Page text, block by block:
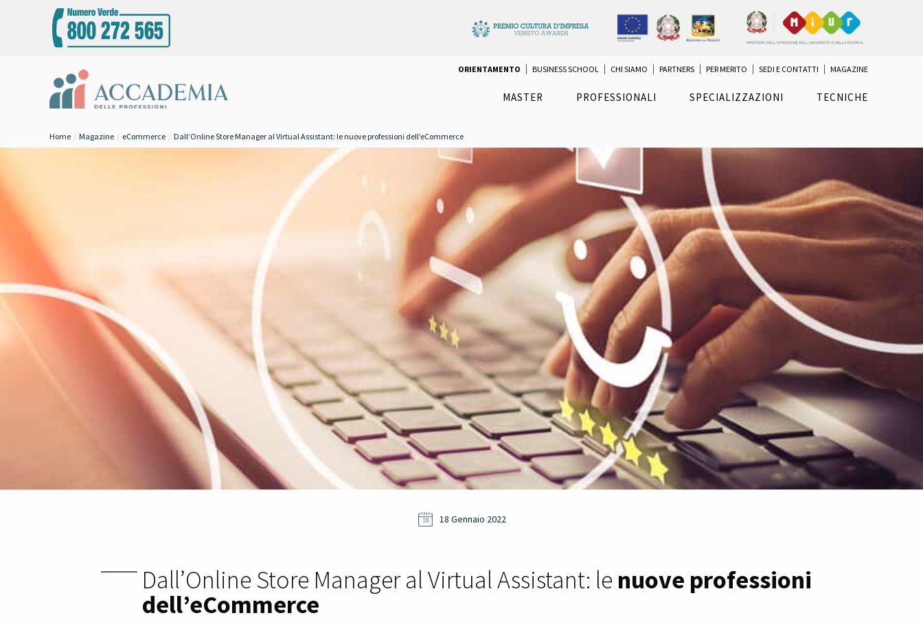
ORIENTAMENTO BUSINESS SCHOOL CHI SIAMO PARTNERS PER MERITO SEDI E CONTATTI MAGAZINE
MASTER PROFESSIONALI SPECIALIZZAZIONI TECNICHE
Home Magazine eCommerce Dall’Online Store Manager al Virtual Assistant: le nuove professioni dell’eCommerce
18 18 Gennaio 2022
Dall’Online Store Manager al Virtual Assistant: le nuove professioni
dell’eCommerce